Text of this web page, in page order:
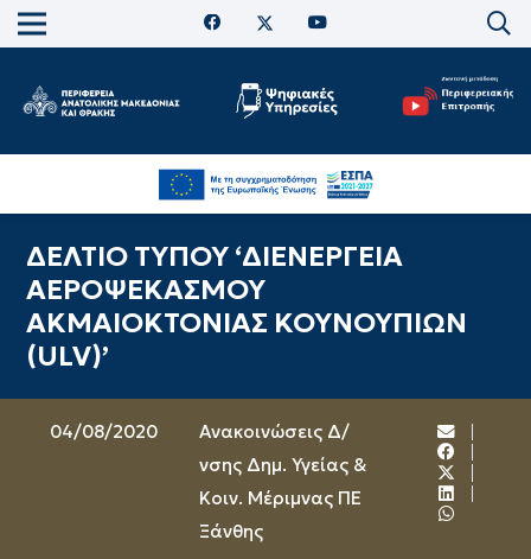
ΔΕΛΤΙΟ ΤΥΠΟΥ ‘ΔΙΕΝΕΡΓΕΙΑ
ΑΕΡΟΨΕΚΑΣΜΟΥ
ΑΚΜΑΙΟΚΤΟΝΙΑΣ ΚΟΥΝΟΥΠΙΩΝ
(ULV)’
04/08/2020
Ανακοινώσεις Δ/
νσης Δημ. Υγείας &
Κοιν. Μέριμνας ΠΕ
Ξάνθης